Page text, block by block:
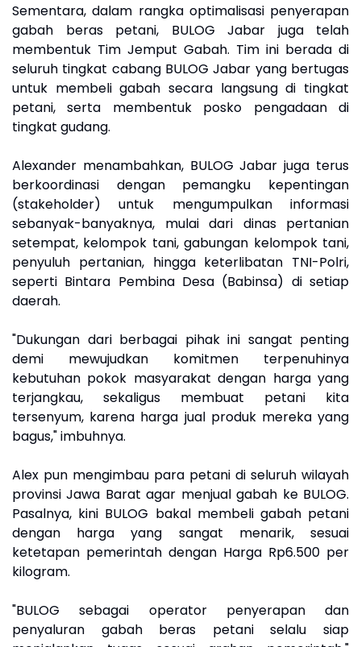
Sementara, dalam rangka optimalisasi penyerapan
gabah beras petani, BULOG Jabar juga telah
membentuk Tim Jemput Gabah. Tim ini berada di
seluruh tingkat cabang BULOG Jabar yang bertugas
untuk membeli gabah secara langsung di tingkat
petani, serta membentuk posko pengadaan di
tingkat gudang.
Alexander menambahkan, BULOG Jabar juga terus
berkoordinasi dengan pemangku kepentingan
(stakeholder) untuk mengumpulkan informasi
sebanyak-banyaknya, mulai dari dinas pertanian
setempat, kelompok tani, gabungan kelompok tani,
penyuluh pertanian, hingga keterlibatan TNI-Polri,
seperti Bintara Pembina Desa (Babinsa) di setiap
daerah.
"Dukungan dari berbagai pihak ini sangat penting
demi mewujudkan komitmen terpenuhinya
kebutuhan pokok masyarakat dengan harga yang
terjangkau, sekaligus membuat petani kita
tersenyum, karena harga jual produk mereka yang
bagus," imbuhnya.
Alex pun mengimbau para petani di seluruh wilayah
provinsi Jawa Barat agar menjual gabah ke BULOG.
Pasalnya, kini BULOG bakal membeli gabah petani
dengan harga yang sangat menarik, sesuai
ketetapan pemerintah dengan Harga Rp6.500 per
kilogram.
"BULOG sebagai operator penyerapan dan
penyaluran gabah beras petani selalu siap